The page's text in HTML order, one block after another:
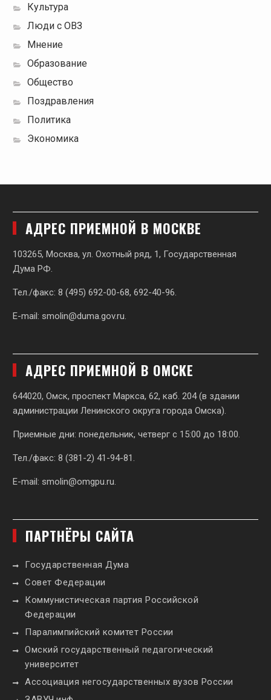
Культура
Люди с ОВЗ
Мнение
Образование
Общество
Поздравления
Политика
Экономика
АДРЕС ПРИЕМНОЙ В МОСКВЕ
103265, Москва, ул. Охотный ряд, 1, Государственная
Дума РФ.
Тел./факс: 8 (495) 692-00-68, 692-40-96.
E-mail: smolin@duma.gov.ru
АДРЕС ПРИЕМНОЙ В ОМСКЕ
644020, Омск, проспект Маркса, 62, каб. 204 (в здании
администрации Ленинского округа города Омска).
Приемные дни: понедельник, четверг с 15:00 до 18:00.
Тел./факс: 8 (381-2) 41-94-81.
E-mail: smolin@omgpu.ru
ПАРТНЁРЫ САЙТА
Государственная Дума
Совет Федерации
Коммунистическая партия Российской
Федерации
Паралимпийский комитет России
Омский государственный педагогический
университет
Ассоциация негосударственных вузов России